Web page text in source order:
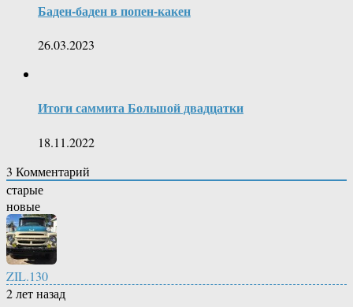
Баден-баден в попен-какен
26.03.2023
Итоги саммита Большой двадцатки
18.11.2022
3 Комментарий
старые
новые
ZIL.130
2 лет назад